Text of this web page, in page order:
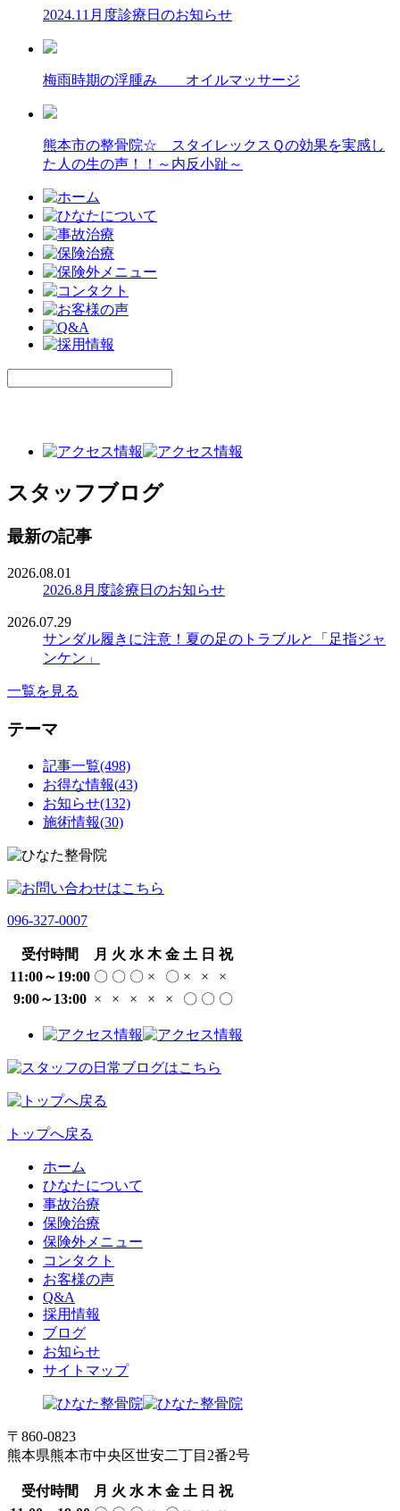
2024.11月度診療日のお知らせ
梅雨時期の浮腫み オイルマッサージ
熊本市の整骨院☆ スタイレックスＱの効果を実感し
た人の生の声！！～内反小趾～
スタッフブログ
最新の記事
2026.08.01
2026.8月度診療日のお知らせ
2026.07.29
サンダル履きに注意！夏の足のトラブルと「足指ジャ
ンケン」
一覧を見る
テーマ
記事一覧(498)
お得な情報(43)
お知らせ(132)
施術情報(30)
096-327-0007
受付時間 月 火 水 木 金 土 日 祝
11:00～19:00 〇 〇 〇 × 〇 × ×
×
9:00～13:00 × × × × × 〇 〇 〇
トップへ戻る
ホーム
ひなたについて
事故治療
保険治療
保険外メニュー
コンタクト
お客様の声
Q&A
採用情報
ブログ
お知らせ
サイトマップ
〒860-0823
熊本県熊本市中央区世安二丁目2番2号
受付時間 月 火 水 木 金 土 日 祝